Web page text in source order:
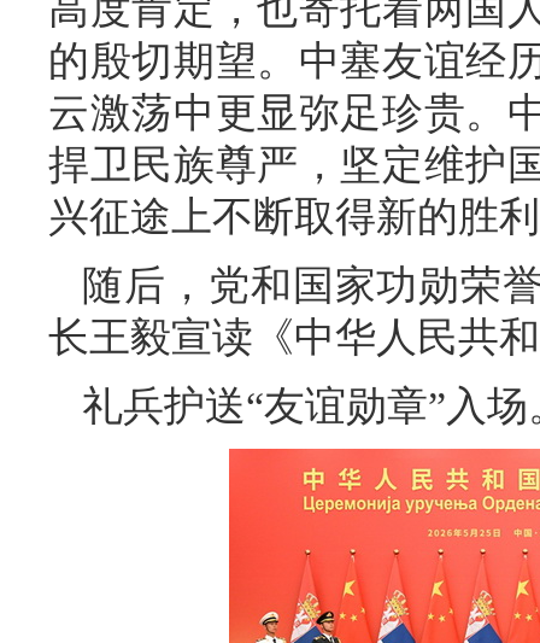
高度肯定，也寄托着两国
的殷切期望。中塞友谊经
云激荡中更显弥足珍贵。
捍卫民族尊严，坚定维护
兴征途上不断取得新的胜
随后，党和国家功勋荣
长王毅宣读《中华人民共
礼兵护送“友谊勋章”入场